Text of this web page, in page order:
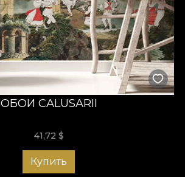
ОБОИ CALUSARII
41,72 $
Купить